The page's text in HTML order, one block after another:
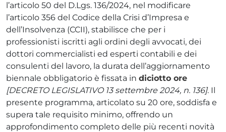
l’articolo 50 del D.Lgs. 136/2024, nel modificare
l’articolo 356 del Codice della Crisi d’Impresa e
dell’Insolvenza (CCII), stabilisce che per i
professionisti iscritti agli ordini degli avvocati, dei
dottori commercialisti ed esperti contabili e dei
consulenti del lavoro, la durata dell’aggiornamento
biennale obbligatorio è fissata in diciotto ore
[DECRETO LEGISLATIVO 13 settembre 2024, n. 136]. Il
presente programma, articolato su 20 ore, soddisfa e
supera tale requisito minimo, offrendo un
approfondimento completo delle più recenti novità